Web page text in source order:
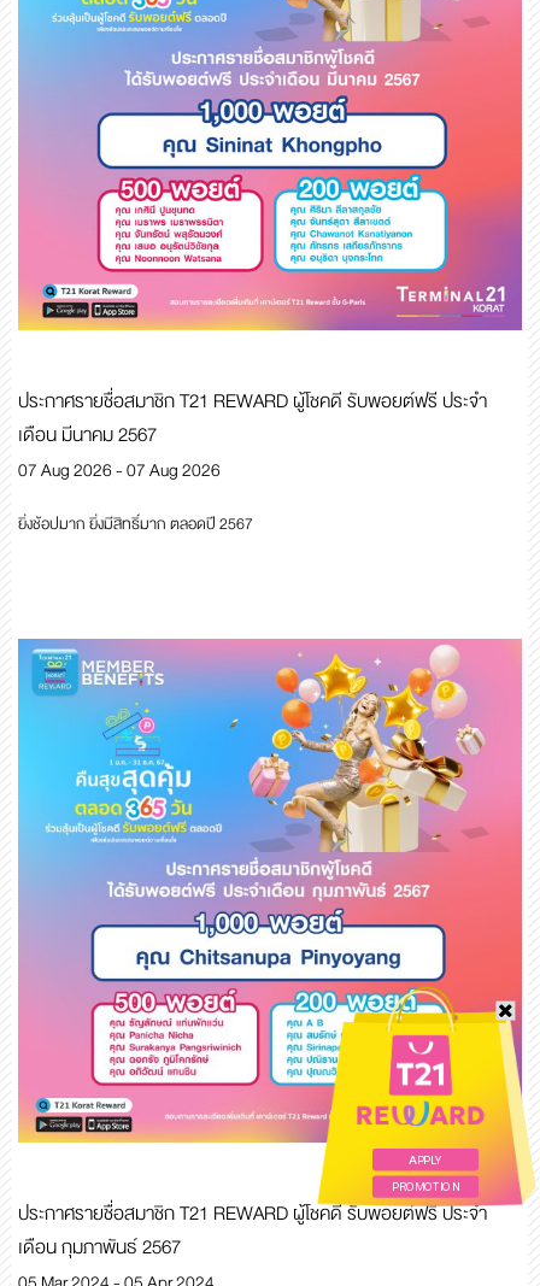
APPLY
PROMOTION
ประกาศรายชื่อสมาชิก T21 REWARD ผู้โชคดี รับพอยต์ฟรี ประจำ
เดือน มีนาคม 2567
07 Aug 2026 - 07 Aug 2026
ยิ่งช้อปมาก ยิ่งมีสิทธิ์มาก ตลอดปี 2567
ประกาศรายชื่อสมาชิก T21 REWARD ผู้โชคดี รับพอยต์ฟรี ประจำ
เดือน กุมภาพันธ์ 2567